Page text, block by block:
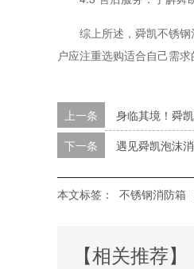
综上所述，舜凯不锈
户应注重选购适合自己需
上一条
身临其境！舜
下一条 遇见舜凯泡沫
本文标签： 不锈钢消防箱
【相关推荐】